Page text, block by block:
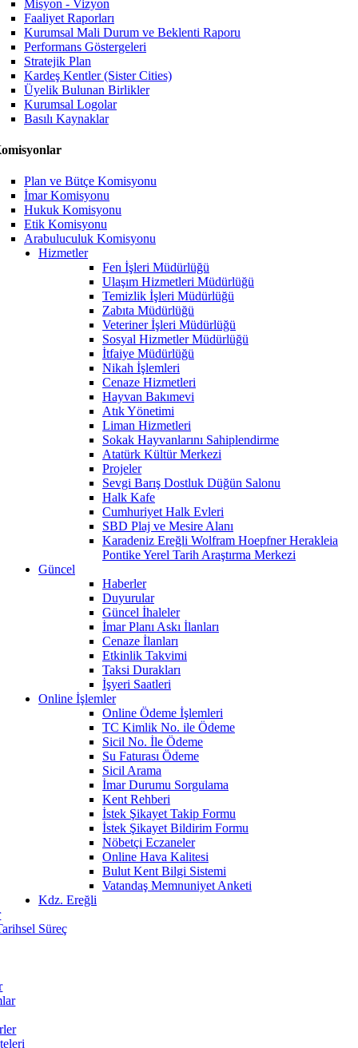
Misyon - Vizyon
Faaliyet Raporları
Kurumsal Mali Durum ve Beklenti Raporu
Performans Göstergeleri
Stratejik Plan
Kardeş Kentler (Sister Cities)
Üyelik Bulunan Birlikler
Kurumsal Logolar
Basılı Kaynaklar
Plan ve Bütçe Komisyonu
İmar Komisyonu
Hukuk Komisyonu
Etik Komisyonu
Arabuluculuk Komisyonu
Hizmetler
Fen İşleri Müdürlüğü
Ulaşım Hizmetleri Müdürlüğü
Temizlik İşleri Müdürlüğü
Zabıta Müdürlüğü
Veteriner İşleri Müdürlüğü
Sosyal Hizmetler Müdürlüğü
İtfaiye Müdürlüğü
Nikah İşlemleri
Cenaze Hizmetleri
Hayvan Bakımevi
Atık Yönetimi
Liman Hizmetleri
Sokak Hayvanlarını Sahiplendirme
Atatürk Kültür Merkezi
Projeler
Sevgi Barış Dostluk Düğün Salonu
Halk Kafe
Cumhuriyet Halk Evleri
SBD Plaj ve Mesire Alanı
Karadeniz Ereğli Wolfram Hoepfner Herakleia
Pontike Yerel Tarih Araştırma Merkezi
Güncel
Haberler
Duyurular
Güncel İhaleler
İmar Planı Askı İlanları
Cenaze İlanları
Etkinlik Takvimi
Taksi Durakları
İşyeri Saatleri
Online İşlemler
Online Ödeme İşlemleri
TC Kimlik No. ile Ödeme
Sicil No. İle Ödeme
Su Faturası Ödeme
Sicil Arama
İmar Durumu Sorgulama
Kent Rehberi
İstek Şikayet Takip Formu
İstek Şikayet Bildirim Formu
Nöbetçi Eczaneler
Online Hava Kalitesi
Bulut Kent Bilgi Sistemi
Vatandaş Memnuniyet Anketi
Kdz. Ereğli
Süreç